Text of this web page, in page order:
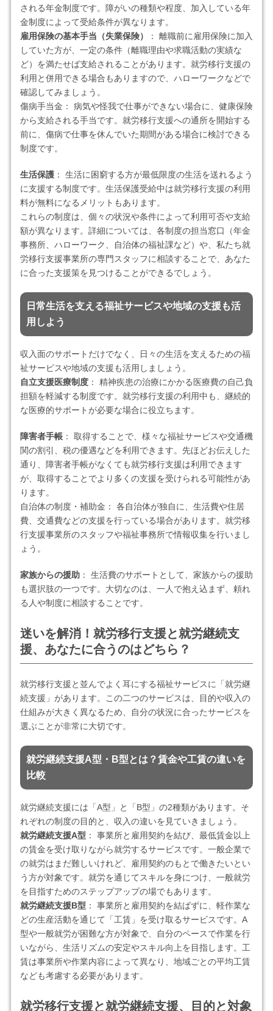
される年金制度です。障がいの種類や程度、加入している年
金制度によって受給条件が異なります。
雇用保険の基本手当（失業保険）
： 離職前に雇用保険に加入
していた方が、一定の条件（離職理由や求職活動の実績な
ど）を満たせば支給されることがあります。就労移行支援の
利用と併用できる場合もありますので、ハローワークなどで
確認してみましょう。
傷病手当金： 病気や怪我で仕事ができない場合に、健康保険
から支給される手当です。就労移行支援への通所を開始する
前に、傷病で仕事を休んでいた期間がある場合に検討できる
制度です。
生活保護： 生活に困窮する方が最低限度の生活を送れるよう
に支援する制度です。生活保護受給中は就労移行支援の利用
料が無料になるメリットもあります。
これらの制度は、個々の状況や条件によって利用可否や支給
額が異なります。詳細については、各制度の担当窓口（年金
事務所、ハローワーク、自治体の福祉課など）や、私たち就
労移行支援事業所の専門スタッフに相談することで、あなた
に合った支援策を見つけることができるでしょう。
日常生活を支える福祉サービスや地域の支援も活
用しよう
収入面のサポートだけでなく、日々の生活を支えるための福
祉サービスや地域の支援も活用しましょう。
自立支援医療制度： 精神疾患の治療にかかる医療費の自己負
担額を軽減する制度です。就労移行支援の利用中も、継続的
な医療的サポートが必要な場合に役立ちます。
障害者手帳： 取得することで、様々な福祉サービスや交通機
関の割引、税の優遇などを利用できます。先ほどお伝えした
通り、障害者手帳がなくても就労移行支援は利用できます
が、取得することでより多くの支援を受けられる可能性があ
ります。
自治体の制度・補助金： 各自治体が独自に、生活費や住居
費、交通費などの支援を行っている場合があります。就労移
行支援事業所のスタッフや福祉事務所で情報収集を行いまし
ょう。
家族からの援助： 生活費のサポートとして、家族からの援助
も選択肢の一つです。大切なのは、一人で抱え込まず、頼れ
る人や制度に相談することです。
迷いを解消！就労移行支援と就労継続支
援、あなたに合うのはどちら？
就労移行支援と並んでよく耳にする福祉サービスに「就労継
続支援」があります。この二つのサービスは、目的や収入の
仕組みが大きく異なるため、自分の状況に合ったサービスを
選ぶことが非常に大切です。
就労継続支援A型・B型とは？賃金や工賃の違いを
比較
就労継続支援には「A型」と「B型」の2種類があります。そ
れぞれの制度の目的と、収入の違いを見ていきましょう。
就労継続支援A型 ： 事業所と雇用契約を結び、最低賃金以上
の賃金を受け取りながら就労するサービスです。一般企業で
の就労はまだ難しいけれど、雇用契約のもとで働きたいとい
う方が対象です。就労を通じてスキルを身につけ、一般就労
を目指すためのステップアップの場でもあります。
就労継続支援B型 ： 事業所と雇用契約を結ばずに、軽作業な
どの生産活動を通じて「工賃」を受け取るサービスです。A
型や一般就労が困難な方が対象で、自分のペースで作業を行
いながら、生活リズムの安定やスキル向上を目指します。工
賃は事業所や作業内容によって異なり、地域ごとの平均工賃
なども考慮する必要があります。
就労移行支援と就労継続支援、目的と対象